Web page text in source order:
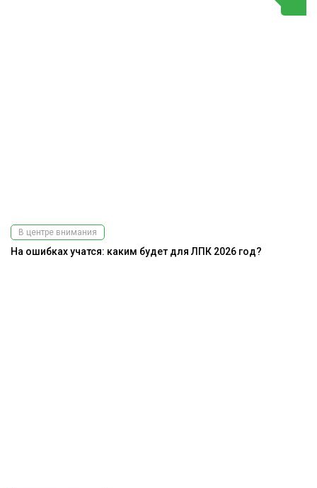
В центре внимания
На ошибках учатся: каким будет для ЛПК 2026 год?